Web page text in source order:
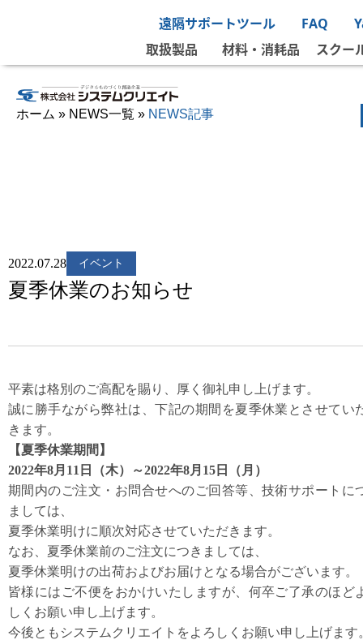
遠隔サポートツール FAQ
取扱製品
材料・消耗品 スクー
ホーム » NEWS一覧 » NEWS記事
2022.07.28 イベント
夏季休業のお知らせ
平素は格別のご高配を賜り、厚く御礼申し上げます。
誠に勝手ながら弊社は、下記の期間を夏季休業とさせてい
きます。
【夏季休業期間】
2022年8月11日（木）～2022年8月15日（月）
期間内のご注文・お問合せへのご回答等、技術サポートに
ましては、
夏季休業明けに順次対応させていただきます。
なお、夏季休業前のご注文につきましては、
夏季休業明けの出荷およびお届けとなる場合がございます。
皆様にはご不便をおかけいたしますが、何卒ご了承のほど
しくお願い申し上げます。
今後ともシステムクリエイトをよろしくお願い申し上げます